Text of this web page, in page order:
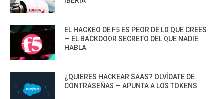
EL HACKEO DE F5 ES PEOR DE LO QUE CREES
— EL BACKDOOR SECRETO DEL QUE NADIE
HABLA
¿QUIERES HACKEAR SAAS? OLVÍDATE DE
CONTRASEÑAS — APUNTA A LOS TOKENS